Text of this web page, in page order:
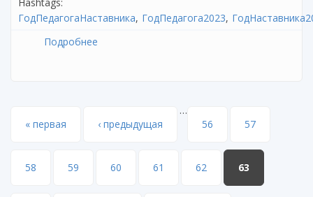
ГодПедагогаНаставника ГодПедагога2023
Подробнее
Страницы
« первая ‹ предыдущая
…
56
57
58 59 60 61 62 63